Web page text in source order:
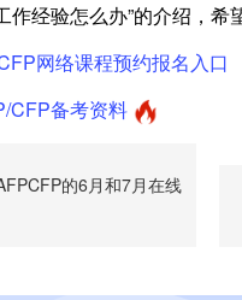
作经验怎么办”的介绍，希
网络课程预约报名入口
CFP备考资料
的6月和7月在线